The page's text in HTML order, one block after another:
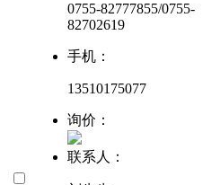
0755-82777855/0755-
82702619
手机：
13510175077
询价：
联系人：